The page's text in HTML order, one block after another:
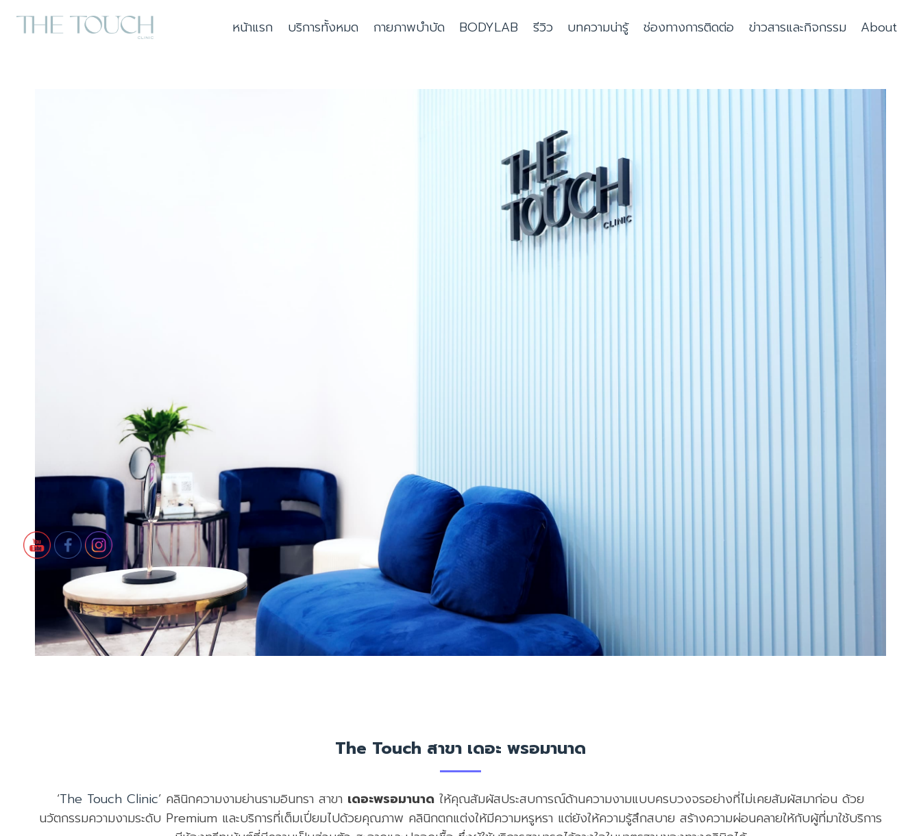
หน้าแรก บริการทั้งหมด กายภาพบำบัด BODYLAB รีวิว บทความน่ารู้ ช่องทางการติดต่อ ข่าวสารและกิจกรรม About
The Touch สาขา เดอะ พรอมานาด
‘The Touch Clinic’ คลินิกความงามย่านรามอินทรา สาขา เดอะพรอมานาด ให้คุณสัมผัสประสบการณ์ด้านความงามแบบครบวงจรอย่างที่ไม่เคยสัมผัสมาก่อน ด้วย
นวัตกรรมความงามระดับ Premium และบริการที่เต็มเปี่ยมไปด้วยคุณภาพ คลินิกตกแต่งให้มีความหรูหรา แต่ยังให้ความรู้สึกสบาย สร้างความผ่อนคลายให้กับผู้ที่มาใช้บริการ